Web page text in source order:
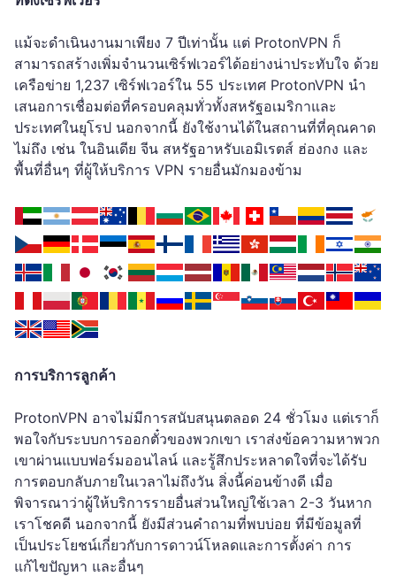
แม้จะดำเนินงานมาเพียง 7 ปีเท่านั้น แต่ ProtonVPN ก็
สามารถสร้างเพิ่มจำนวนเซิร์ฟเวอร์ได้อย่างน่าประทับใจ ด้วย
เครือข่าย 1,237 เซิร์ฟเวอร์ใน 55 ประเทศ ProtonVPN นำ
เสนอการเชื่อมต่อที่ครอบคลุมทั่วทั้งสหรัฐอเมริกาและ
ประเทศในยุโรป นอกจากนี้ ยังใช้งานได้ในสถานที่ที่คุณคาด
ไม่ถึง เช่น ในอินเดีย จีน สหรัฐอาหรับเอมิเรตส์ ฮ่องกง และ
พื้นที่อื่นๆ ที่ผู้ให้บริการ VPN รายอื่นมักมองข้าม
การบริการลูกค้า
ProtonVPN อาจไม่มีการสนับสนุนตลอด 24 ชั่วโมง แต่เราก็
พอใจกับระบบการออกตั๋วของพวกเขา เราส่งข้อความหาพวก
เขาผ่านแบบฟอร์มออนไลน์ และรู้สึกประหลาดใจที่จะได้รับ
การตอบกลับภายในเวลาไม่ถึงวัน สิ่งนี้ค่อนข้างดี เมื่อ
พิจารณาว่าผู้ให้บริการรายอื่นส่วนใหญ่ใช้เวลา 2-3 วันหาก
เราโชคดี นอกจากนี้ ยังมีส่วนคำถามที่พบบ่อย ที่มีข้อมูลที่
เป็นประโยชน์เกี่ยวกับการดาวน์โหลดและการตั้งค่า การ
แก้ไขปัญหา และอื่นๆ